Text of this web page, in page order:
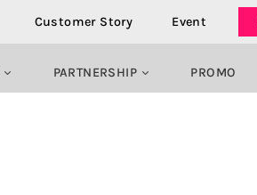
Customer Story Event
PARTNERSHIP PROMO